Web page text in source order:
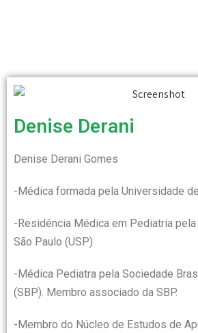
Denise Derani
Denise Derani Gomes
-Médica formada pela Universidade
-Residência Médica em Pediatria
São Paulo (USP)
-Médica Pediatra pela Sociedade
(SBP). Membro associado da SBP.
-Membro do Núcleo de Estudos de